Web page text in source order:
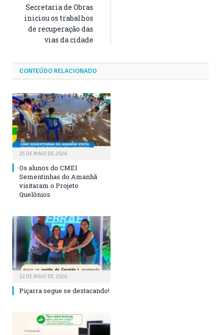
Secretaria de Obras
iniciou os trabalhos
de recuperação das
vias da cidade
CONTEÚDO RELACIONADO
25 DE MAIO DE 2026
Os alunos do CMEI
Sementinhas do Amanhã
visitaram o Projeto
Quelônios
22 DE MAIO DE 2026
Piçarra segue se destacando!